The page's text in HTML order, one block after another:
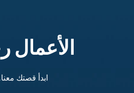
الأعمال
ابدأ قصتك